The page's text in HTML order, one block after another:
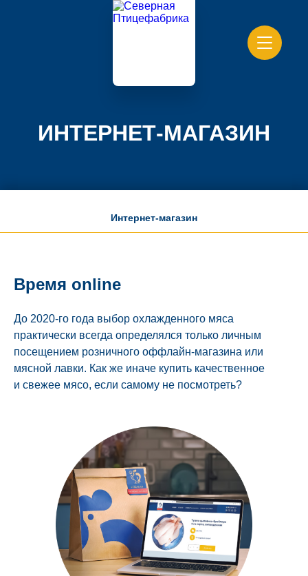
ИНТЕРНЕТ-МАГАЗИН
Интернет-магазин
Время online
До 2020-го года выбор охлажденного мяса
практически всегда определялся только личным
посещением розничного оффлайн-магазина или
мясной лавки. Как же иначе купить качественное
и свежее мясо, если самому не посмотреть?